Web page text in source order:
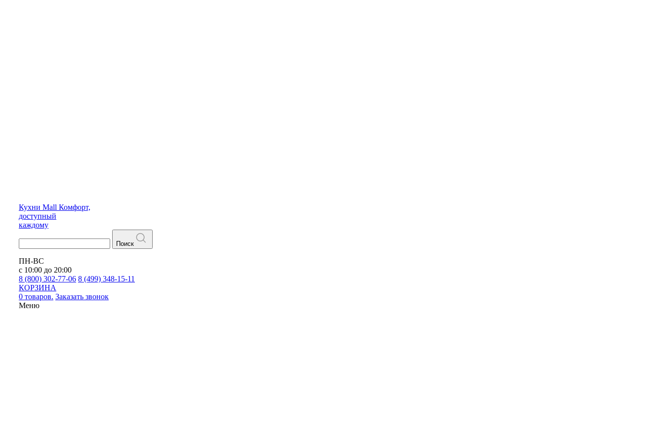
Кухни Mall Комфорт,
доступный
каждому
Поиск
ПН-ВС
с 10:00 до 20:00
8 (800) 302-77-06 8 (499) 348-15-11
КОРЗИНА
0 товаров. Заказать звонок
Меню